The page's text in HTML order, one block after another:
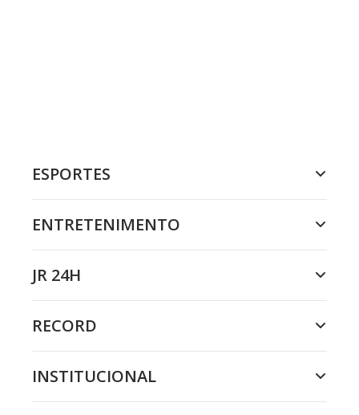
ESPORTES
ENTRETENIMENTO
JR 24H
RECORD
INSTITUCIONAL